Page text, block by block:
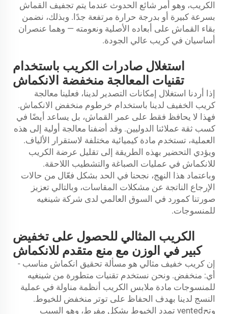
الكريب، وهو أمر شائع الحدوث عندما يتم تجفيف القماش
بسرعة كبيرة أو بدرجة حرارة مرتفعة جدًا. وبذلك، نضمن
بقاء القماش على أبعاده الأصلية ونعومته — وهما عنصران
أساسيان في كريب عالي الجودة.
استغلال صادرات الكريب باستخدام
تقنيات المعالجة منخفضة الانكماش
إذا أردنا استغلال إمكانات التصدير لدينا، فعلينا معالجة
كريب الخفيف لدينا باستخدام خرطوم منخفض الانكماش.
فهذا لا يحافظ فقط على عمر القماش، بل يساعد أيضًا في
كسب ثقة عملائنا الدوليين. وقد أضفنا معالجة أولية إلى هذه
العملية، تستخدم مادة كيميائية مختلفة لاستقرار الألياف.
ويؤدي التحضير بهذه الطريقة إلى تقليل عرضة الكريب
للانكماش في عمليات الصباغة والتشطيب اللاحقة.
وباعتماد هذا النهج، نجحنا في الحد بشكل فعّال من حالات
الإرجاع الناتجة عن مشكلات المقاسات، وبالتالي تعزيز
صورتنا كمورد في السوق العالمي لدى شركة شينغيه
للمنسوجات.
الكريب المثالي للحصول على تخفيض
كبير في الوزن مع منع متقدم للانكماش
إن كريب خفيف مثالي هو مسألة تحقيق انكماش مناسب -
أي: منخفض. ونحن نستخدم تقنيات متطورة من شينغيه
للمنسوجات مادة ملابس الكريب أنظمة مناولة في عملية
النسج لدينا بهدف الحفاظ على توتر منخفض للخيوط.
وتحvented تمدد الخيوط بشكل مفرط، وهو السبب